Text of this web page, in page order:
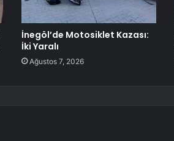
İnegöl’de Motosiklet Kazası:
İki Yaralı
Ağustos 7, 2026